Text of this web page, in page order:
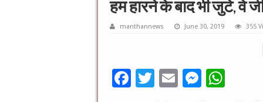
हम हारने के बाद भी जुटे, वे
manthannews June 30, 2019 355
F
T
E
M